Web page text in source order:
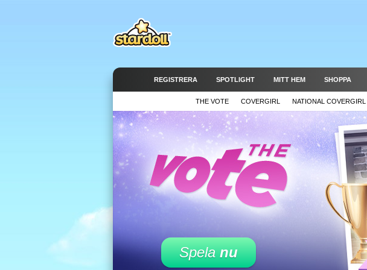
REGISTRERA SPOTLIGHT MITT HEM SHOPPA
THE VOTE COVERGIRL NATIONAL COVERGIRL
Spelanu